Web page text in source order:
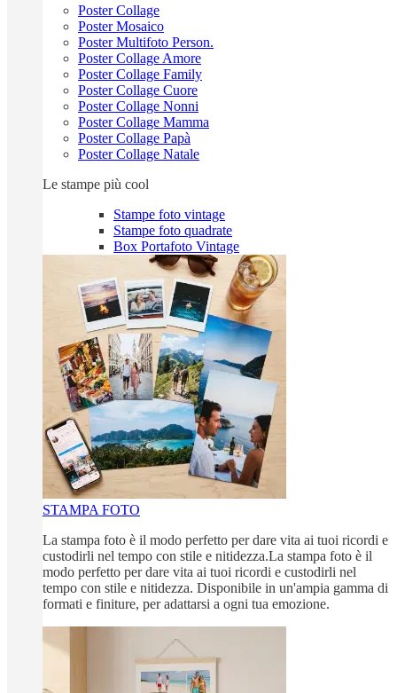
Poster Collage
Poster Mosaico
Poster Multifoto Person.
Poster Collage Amore
Poster Collage Family
Poster Collage Cuore
Poster Collage Nonni
Poster Collage Mamma
Poster Collage Papà
Poster Collage Natale
Le stampe più cool
Stampe foto vintage
Stampe foto quadrate
Box Portafoto Vintage
STAMPA FOTO
La stampa foto è il modo perfetto per dare vita ai tuoi ricordi e
custodirli nel tempo con stile e nitidezza.La stampa foto è il
modo perfetto per dare vita ai tuoi ricordi e custodirli nel
tempo con stile e nitidezza. Disponibile in un'ampia gamma di
formati e finiture, per adattarsi a ogni tua emozione.